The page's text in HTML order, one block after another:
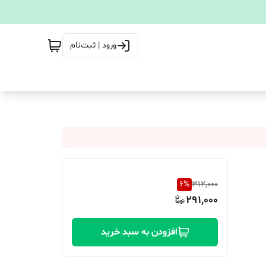
ورود | ثبت‌نام
312,000
6%
291,000
افزودن به سبد خرید